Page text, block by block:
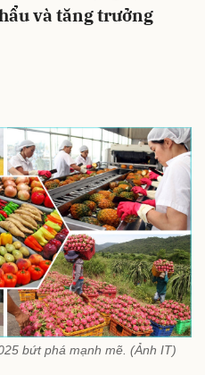
và tăng trưởng
bứt phá mạnh mẽ. (Ảnh IT)